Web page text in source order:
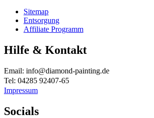
Sitemap
Entsorgung
Affiliate Programm
Hilfe & Kontakt
Email: info@diamond-painting.de
Tel: 04285 92407-65
Impressum
Socials